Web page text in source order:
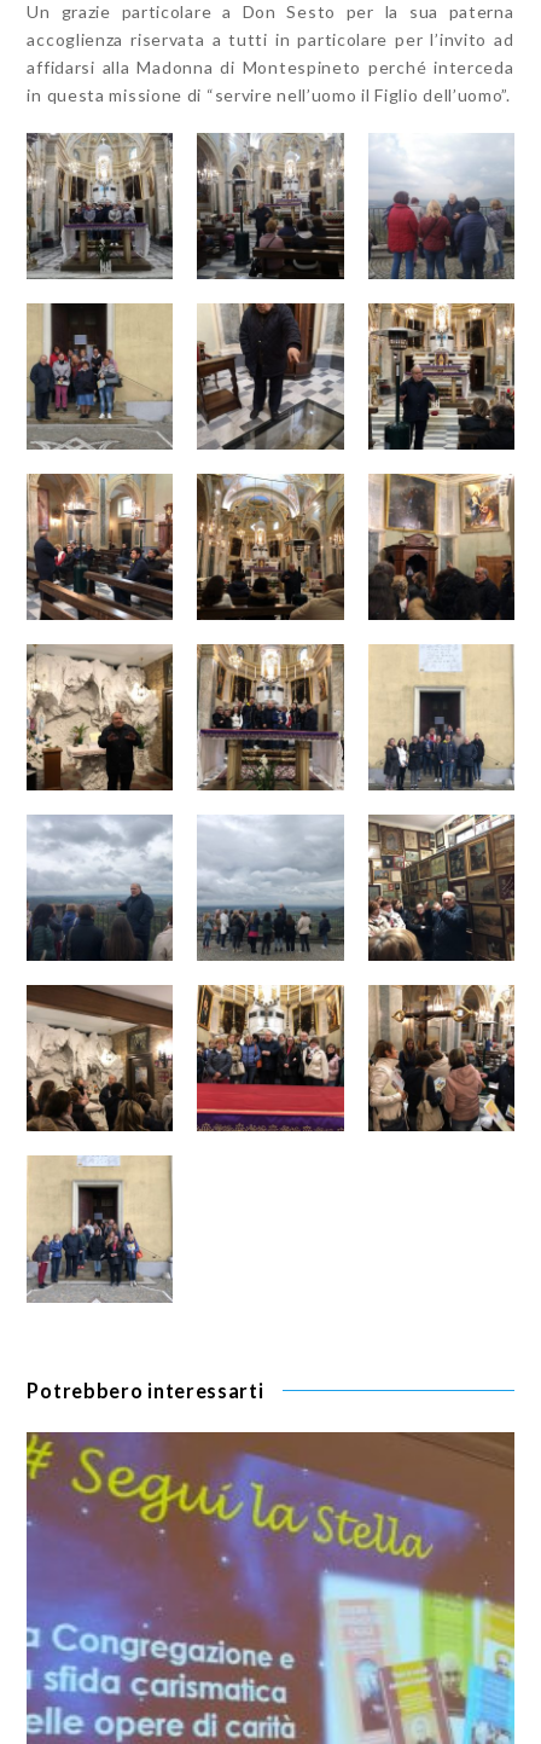
Un grazie particolare a Don Sesto per la sua paterna
accoglienza riservata a tutti in particolare per l’invito ad
affidarsi alla Madonna di Montespineto perché interceda
in questa missione di “servire nell’uomo il Figlio dell’uomo”.
Potrebbero interessarti